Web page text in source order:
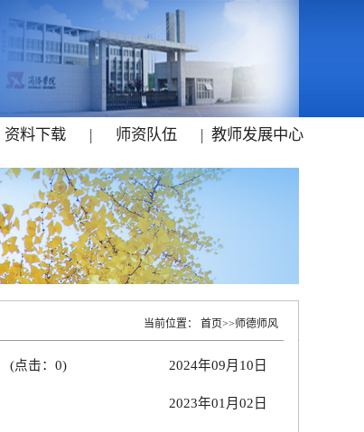
资料下载 | 师资队伍 | 教师发展中心
当前位置： 首页>>师德师风
(点击： 0) 2024年09月10日
2023年01月02日